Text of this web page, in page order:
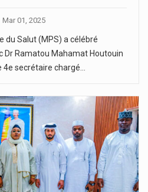
Mar 01, 2025
du Salut (MPS) a célébré
Dr Ramatou Mahamat Houtouin
4e secrétaire chargé…